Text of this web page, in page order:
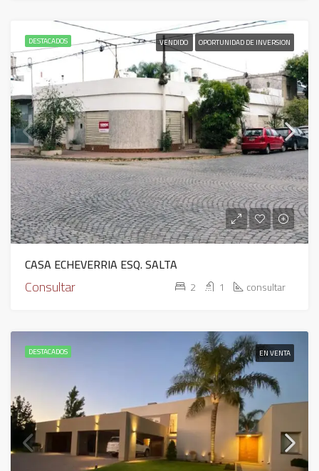
DESTACADOS VENDIDO OPORTUNIDAD DE INVERSION
CASA ECHEVERRIA ESQ. SALTA
Consultar 2 1 consultar
DESTACADOS EN VENTA